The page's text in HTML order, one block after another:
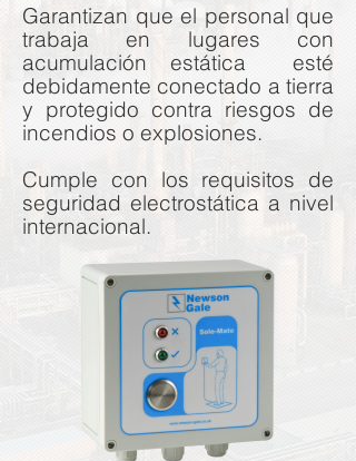
Garantizan que el personal que
trabaja en lugares con
acumulación estática esté
debidamente conectado a tierra
y protegido contra riesgos de
incendios o explosiones.
Cumple con los requisitos de
seguridad electrostática a nivel
internacional.